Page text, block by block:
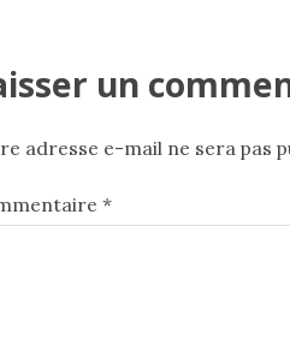
un
adresse e-mail ne sera pas
*